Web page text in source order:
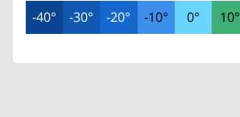
-40° -30° -20° -10° 0° 10°